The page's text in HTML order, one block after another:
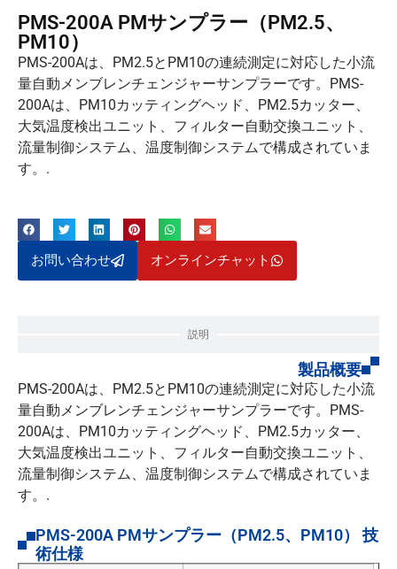
PMS-200A PMサンプラー（PM2.5、
PM10）
PMS-200Aは、PM2.5とPM10の連続測定に対応した小流
量自動メンブレンチェンジャーサンプラーです。PMS-
200Aは、PM10カッティングヘッド、PM2.5カッター、
大気温度検出ユニット、フィルター自動交換ユニット、
流量制御システム、温度制御システムで構成されていま
す。.
お問い合わせ オンラインチャット
説明
製品概要
PMS-200Aは、PM2.5とPM10の連続測定に対応した小流
量自動メンブレンチェンジャーサンプラーです。PMS-
200Aは、PM10カッティングヘッド、PM2.5カッター、
大気温度検出ユニット、フィルター自動交換ユニット、
流量制御システム、温度制御システムで構成されていま
す。.
PMS-200A PMサンプラー（PM2.5、PM10） 技
術仕様